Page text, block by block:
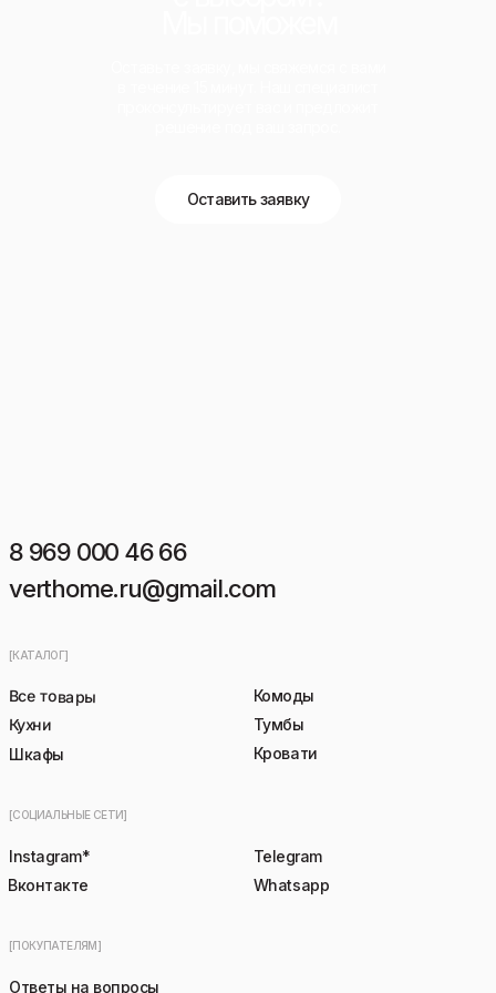
Оставить заявку
[ПОКУПАТЕЛЯМ]
Ответы на вопросы
[СОЦИАЛЬНЫЕ СЕТИ]
Кровати
[КАТАЛОГ]
Тумбы
Комоды
Шкафы
Все товары
Кухни
Whatsapp
Telegram
Вконтакте
Instagram*
8 969 000 46 66
verthome.ru@gmail.com